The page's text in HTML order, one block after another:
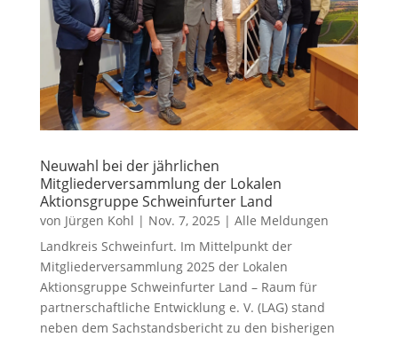
Neuwahl bei der jährlichen
Mitgliederversammlung der Lokalen
Aktionsgruppe Schweinfurter Land
von Jürgen Kohl | Nov. 7, 2025 | Alle Meldungen
Landkreis Schweinfurt. Im Mittelpunkt der
Mitgliederversammlung 2025 der Lokalen
Aktionsgruppe Schweinfurter Land – Raum für
partnerschaftliche Entwicklung e. V. (LAG) stand
neben dem Sachstandsbericht zu den bisherigen